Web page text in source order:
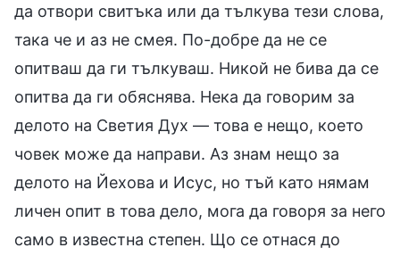
да отвори свитъка или да тълкува тези слова,
така че и аз не смея. По-добре да не се
опитваш да ги тълкуваш. Никой не бива да се
опитва да ги обяснява. Нека да говорим за
делото на Светия Дух — това е нещо, което
човек може да направи. Аз знам нещо за
делото на Йехова и Исус, но тъй като нямам
личен опит в това дело, мога да говоря за него
само в известна степен. Що се отнася до